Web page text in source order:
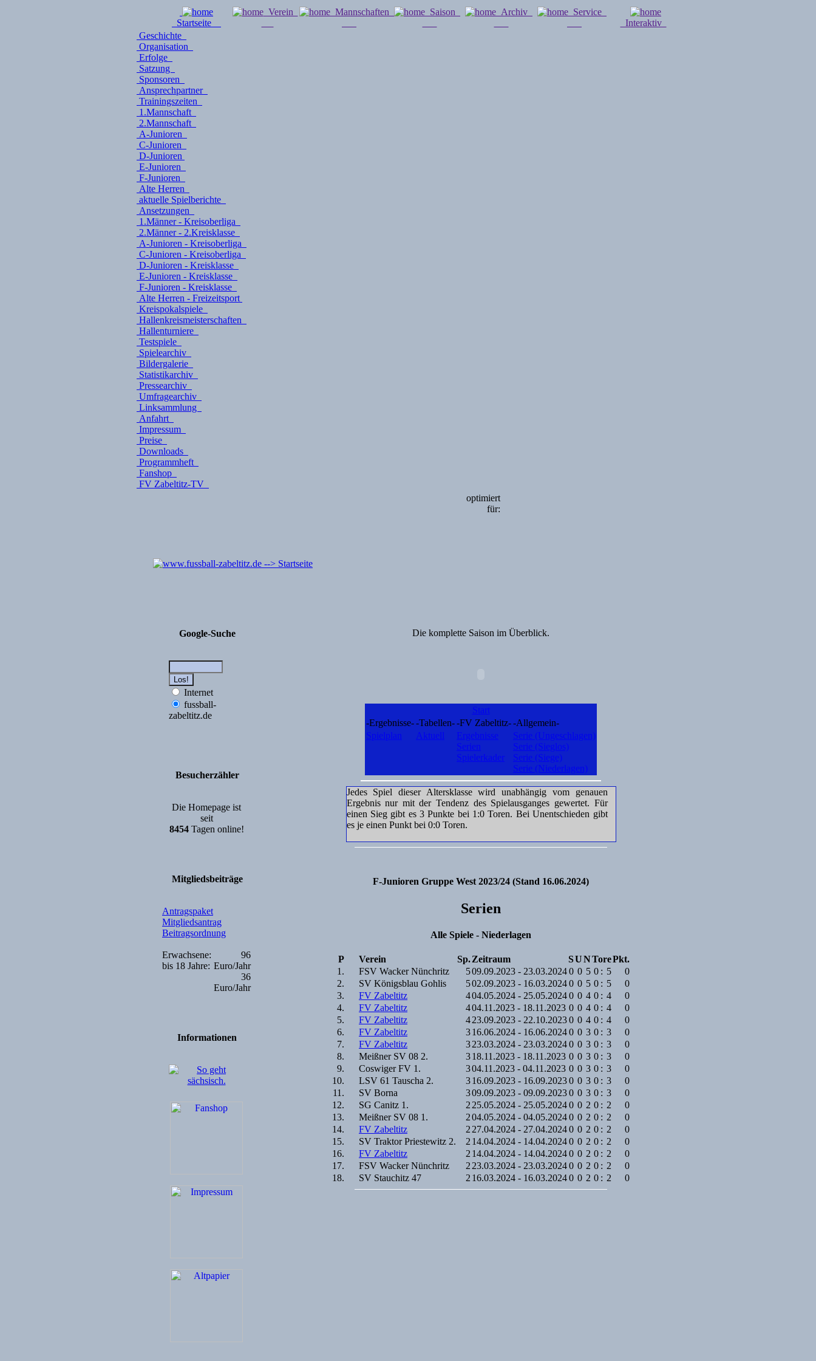
Startseite
Verein Mannschaften Saison Archiv
Service
Interaktiv
Geschichte
Organisation
Erfolge
Satzung
Sponsoren
Ansprechpartner
Trainingszeiten
1.Mannschaft
2.Mannschaft
A-Junioren
C-Junioren
D-Junioren
E-Junioren
F-Junioren
Alte Herren
aktuelle Spielberichte
Ansetzungen
1.Männer - Kreisoberliga
2.Männer - 2.Kreisklasse
A-Junioren - Kreisoberliga
C-Junioren - Kreisoberliga
D-Junioren - Kreisklasse
E-Junioren - Kreisklasse
F-Junioren - Kreisklasse
Alte Herren - Freizeitsport
Kreispokalspiele
Hallenkreismeisterschaften
Hallenturniere
Testspiele
Spielearchiv
Bildergalerie
Statistikarchiv
Pressearchiv
Umfragearchiv
Linksammlung
Anfahrt
Impressum
Preise
Downloads
Programmheft
Fanshop
FV Zabeltitz-TV
optimiert
für:
Google-Suche
Internet
fussball-
zabeltitz.de
Besucherzähler
Die Homepage ist
seit
8454Tagen online!
Mitgliedsbeiträge
Antragspaket
Mitgliedsantrag
Beitragsordnung
Erwachsene:
bis 18 Jahre:
96
Euro/Jahr
36
Euro/Jahr
Informationen
Die komplette Saison im Überblick.
Start
-Ergebnisse--Tabellen--FV Zabeltitz--Allgemein-
Spielplan
Aktuell
Ergebnisse
Serien
Spielerkader
Serie (Ungeschlagen)
Serie (Sieglos)
Serie (Siege)
Serie (Niederlagen)
Jedes Spiel dieser Altersklasse wird unabhängig vom genauen
Ergebnis nur mit der Tendenz des Spielausganges gewertet. Für
einen Sieg gibt es 3 Punkte bei 1:0 Toren. Bei Unentschieden gibt
es je einen Punkt bei 0:0 Toren.
F-Junioren Gruppe West 2023/24 (Stand 16.06.2024)
Serien
Alle Spiele - Niederlagen
P Verein Sp.Zeitraum SUNTorePkt.
1.
FSV Wacker Nünchritz 509.09.2023 - 23.03.20240 0 5 0 : 5
0
2.
SV Königsblau Gohlis 502.09.2023 - 16.03.20240 0 5 0 : 5
0
3.
FV Zabeltitz 404.05.2024 - 25.05.20240 0 4 0 : 4
0
4.
FV Zabeltitz 404.11.2023 - 18.11.2023 0 0 4 0 : 4
0
5.
FV Zabeltitz 423.09.2023 - 22.10.20230 0 4 0 : 4
0
6.
FV Zabeltitz 316.06.2024 - 16.06.20240 0 3 0 : 3
0
7.
FV Zabeltitz 323.03.2024 - 23.03.20240 0 3 0 : 3
0
8.
Meißner SV 08 2. 318.11.2023 - 18.11.2023 0 0 3 0 : 3
0
9.
Coswiger FV 1. 304.11.2023 - 04.11.2023 0 0 3 0 : 3
0
10.
LSV 61 Tauscha 2. 316.09.2023 - 16.09.20230 0 3 0 : 3
0
11.
SV Borna 309.09.2023 - 09.09.20230 0 3 0 : 3
0
12.
SG Canitz 1. 2 25.05.2024 - 25.05.20240 0 2 0 : 2
0
13.
Meißner SV 08 1. 204.05.2024 - 04.05.20240 0 2 0 : 2
0
14.
FV Zabeltitz 2 27.04.2024 - 27.04.20240 0 2 0 : 2
0
15.
SV Traktor Priestewitz 2. 2 14.04.2024 - 14.04.20240 0 2 0 : 2
0
16.
FV Zabeltitz 2 14.04.2024 - 14.04.20240 0 2 0 : 2
0
17.
FSV Wacker Nünchritz 2 23.03.2024 - 23.03.20240 0 2 0 : 2
0
18.
SV Stauchitz 47 2 16.03.2024 - 16.03.20240 0 2 0 : 2 0